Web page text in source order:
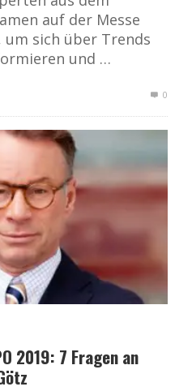
auf der Messe
um sich über Trends
und …
0
2019: 7 Fragen an